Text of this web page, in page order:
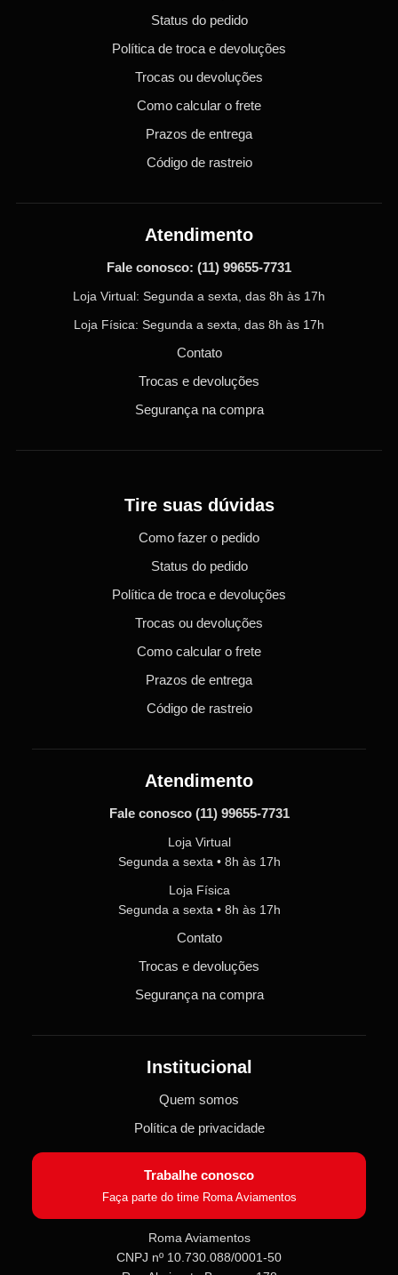
Status do pedido
Política de troca e devoluções
Trocas ou devoluções
Como calcular o frete
Prazos de entrega
Código de rastreio
Atendimento
Fale conosco: (11) 99655-7731
Loja Virtual: Segunda a sexta, das 8h às 17h
Loja Física: Segunda a sexta, das 8h às 17h
Contato
Trocas e devoluções
Segurança na compra
Tire suas dúvidas
Como fazer o pedido
Status do pedido
Política de troca e devoluções
Trocas ou devoluções
Como calcular o frete
Prazos de entrega
Código de rastreio
Atendimento
Fale conosco (11) 99655-7731
Loja Virtual
Segunda a sexta • 8h às 17h
Loja Física
Segunda a sexta • 8h às 17h
Contato
Trocas e devoluções
Segurança na compra
Institucional
Quem somos
Política de privacidade
Trabalhe conosco
Faça parte do time Roma Aviamentos
Roma Aviamentos
CNPJ nº 10.730.088/0001-50